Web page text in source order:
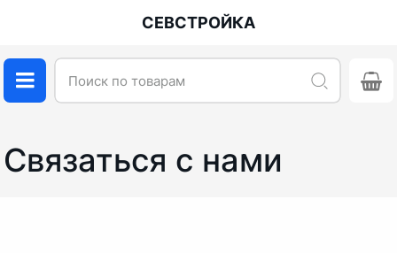
СЕВСТРОЙКА
Связаться с нами